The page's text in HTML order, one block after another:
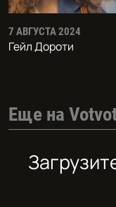
7 АВГУСТА 2024
Гейл Дороти
Еще на